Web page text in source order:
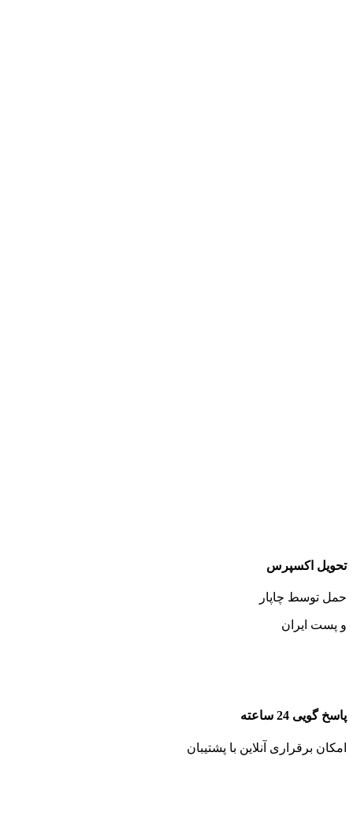
تحویل اکسپرس
حمل توسط چاپار
و پست ایران
پاسخ گویی 24 ساعته
امکان برقراری آنلاین با پشتیبان